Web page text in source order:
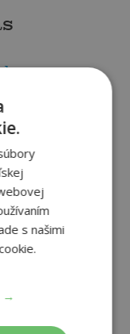
že stres je
reakciou
na záťažovú situáciu.
stresu je pre
dokonca žiaduca.
s našimi
→